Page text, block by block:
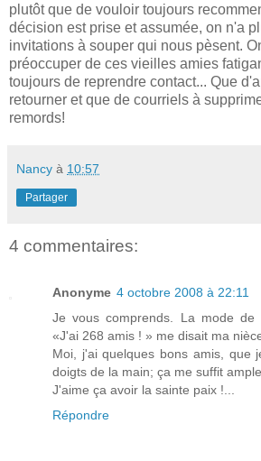
plutôt que de vouloir toujours
décision est prise et assumée, on n'a
invitations à souper qui nous pèsent.
préoccuper de ces vieilles amies
toujours de reprendre contact... Que
retourner et que de courriels à
remords!
Nancy à 10:57
Partager
4 commentaires:
Anonyme 4 octobre 2008 à 22:11
Je vous comprends. La mode de
«J'ai 268 amis ! » me disait ma
Moi, j'ai quelques bons amis, que
doigts de la main; ça me suffit
J'aime ça avoir la sainte paix !...
Répondre